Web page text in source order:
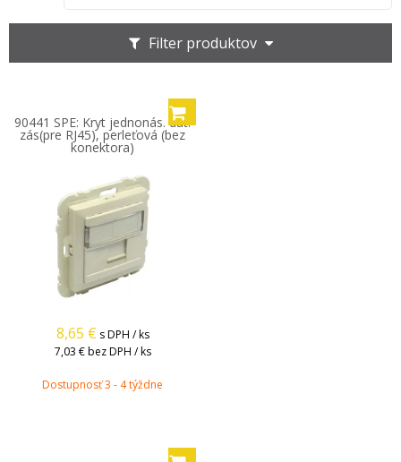
Filter produktov
90441 SPE: Kryt jednonás. dát.
zás(pre RJ45), perleťová (bez
konektora)
8,65 € s DPH / ks
7,03 € bez DPH / ks
Dostupnosť 3 - 4 týždne